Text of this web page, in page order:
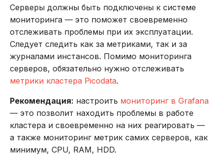
Серверы должны быть подключены к системе
мониторинга — это поможет своевременно
отслеживать проблемы при их эксплуатации.
Следует следить как за метриками, так и за
журналами инстансов. Помимо мониторинга
серверов, обязательно нужно отслеживать
метрики кластера Picodata.
Рекомендация: настроить мониторинг в Grafana
— это позволит находить проблемы в работе
кластера и своевременно на них реагировать —
а также мониторинг метрик самих серверов, как
минимум, CPU, RAM, HDD.